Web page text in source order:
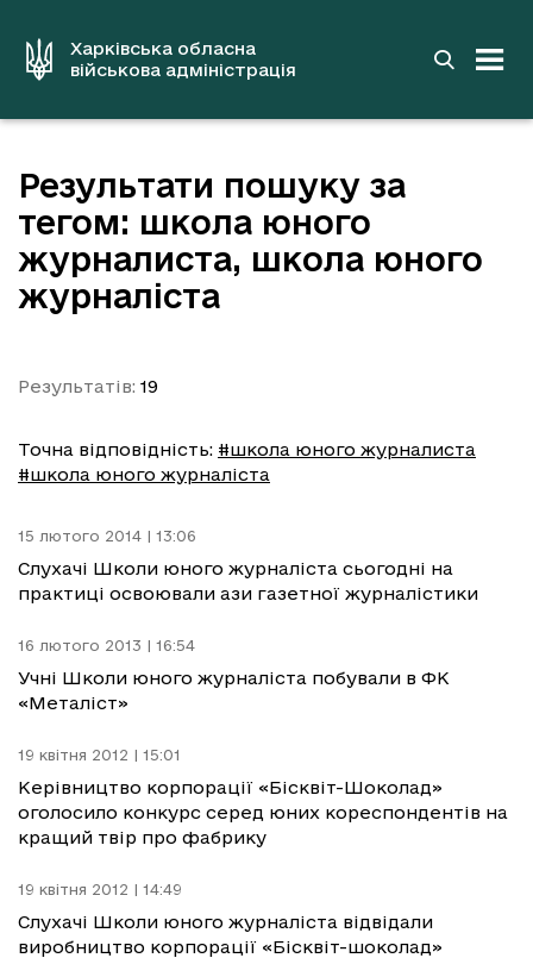
вмістуХарківська обласна
військова адміністрація
Результати пошуку за
тегом: школа юного
журналиста, школа юного
журналіста
Результатів: 19
Точна відповідність: #школа юного журналиста
#школа юного журналіста
15 лютого 2014 | 13:06
Слухачі Школи юного журналіста сьогодні на
практиці освоювали ази газетної журналістики
16 лютого 2013 | 16:54
Учні Школи юного журналіста побували в ФК
«Металіст»
19 квітня 2012 | 15:01
Керівництво корпорації «Бісквіт-Шоколад»
оголосило конкурс серед юних кореспондентів на
кращий твір про фабрику
19 квітня 2012 | 14:49
Слухачі Школи юного журналіста відвідали
виробництво корпорації «Бісквіт-шоколад»